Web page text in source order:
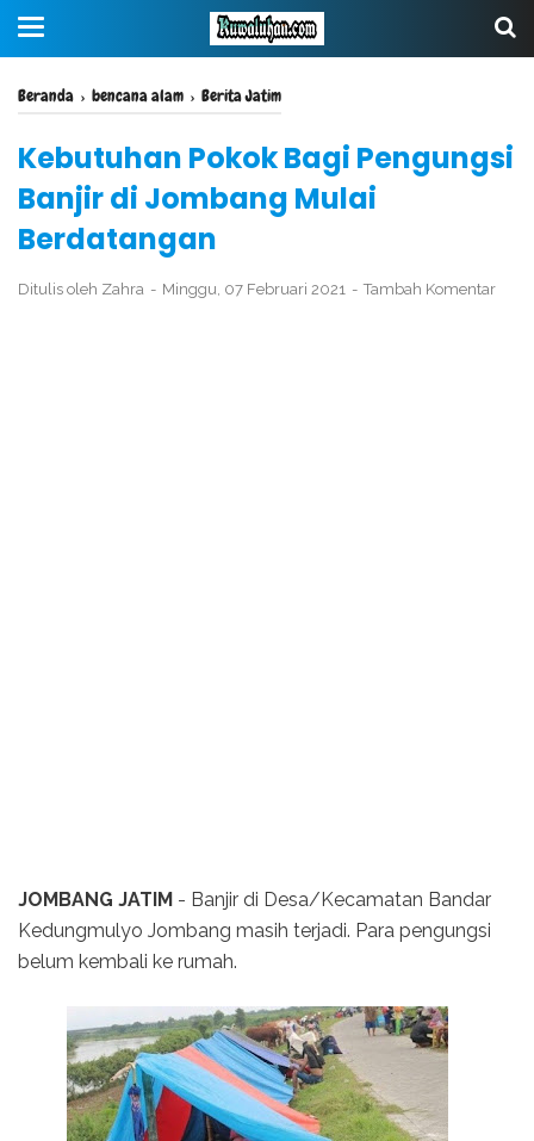
Beranda › bencana alam › Berita Jatim
Kebutuhan Pokok Bagi Pengungsi
Banjir di Jombang Mulai
Berdatangan
Ditulis oleh Zahra Minggu, 07 Februari 2021 Tambah Komentar
JOMBANG JATIM - Banjir di Desa/Kecamatan Bandar
Kedungmulyo Jombang masih terjadi. Para pengungsi
belum kembali ke rumah.